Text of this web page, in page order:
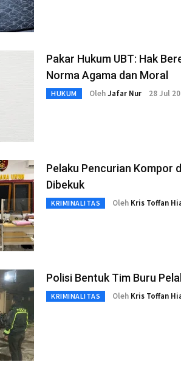
Pakar Hukum UBT: Hak
Norma Agama dan Moral
HUKUM OlehJafar Nur 28 Jul
Pelaku Pencurian Kompor
Dibekuk
KRIMINALITAS Oleh Kris Toffan
Polisi Bentuk Tim Buru
KRIMINALITAS Oleh Kris Toffan